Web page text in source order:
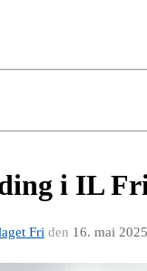
i IL
Fri den 16. mai 2025